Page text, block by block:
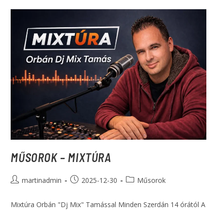
MŰSOROK – MIXTÚRA
martinadmin 2025-12-30 Műsorok
Mixtúra Orbán "Dj Mix" Tamással Minden Szerdán 14 órától A